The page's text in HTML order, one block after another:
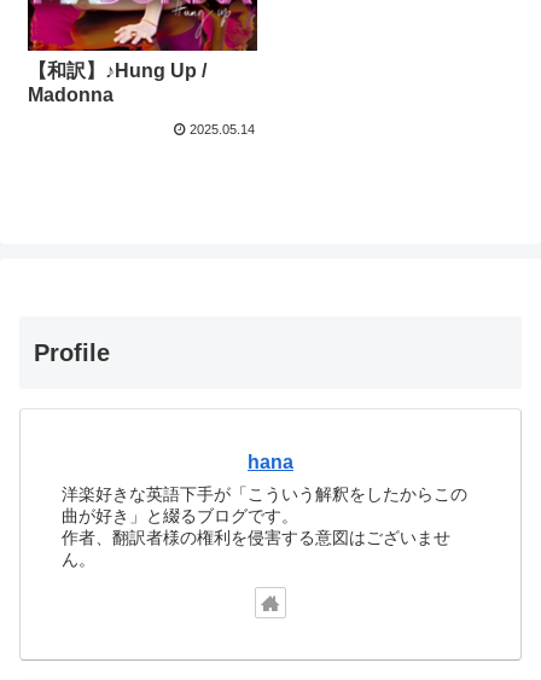
【和訳】♪Hung Up /
Madonna
2025.05.14
Profile
hana
洋楽好きな英語下手が「こういう解釈をしたからこの
曲が好き」と綴るブログです。
作者、翻訳者様の権利を侵害する意図はございませ
ん。